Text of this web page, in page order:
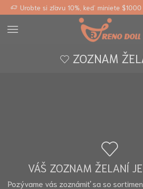
Urobte si zľavu 10%, keď miniete $1000
ZOZNAM
VÁŠ ZOZNAM ŽELANÍ
Pozývame vás zoznámiť sa so